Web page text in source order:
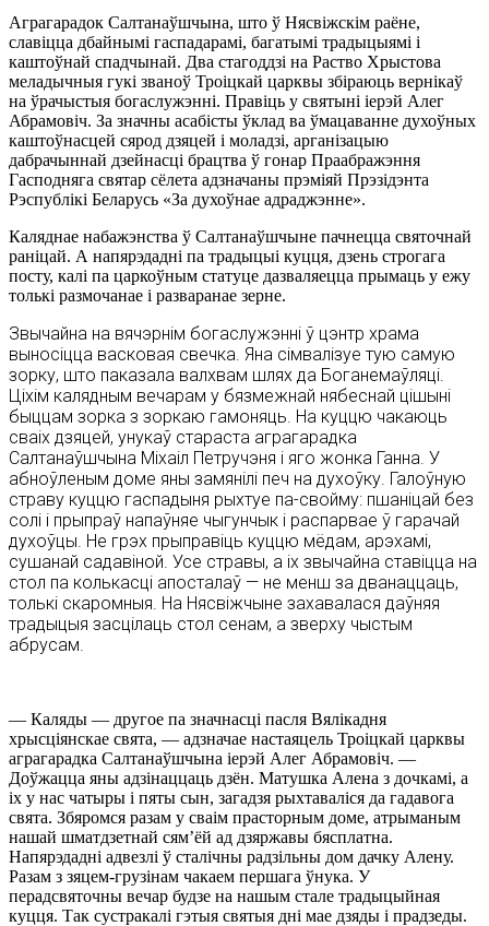
Аграгарадок Салтанаўшчына, што ў Нясвiжскiм раёне,
славiцца дбайнымi гаспадарамi, багатымi традыцыямi i
каштоўнай спадчынай. Два стагоддзi на Раство Хрыстова
меладычныя гукi званоў Троiцкай царквы збiраюць вернiкаў
на ўрачыстыя богаслужэннi. Правiць у святынi iерэй Алег
Абрамовiч. За значны асабiсты ўклад ва ўмацаванне духоўных
каштоўнасцей сярод дзяцей i моладзi, арганiзацыю
дабрачыннай дзейнасцi брацтва ў гонар Праабражэння
Гасподняга святар сёлета адзначаны прэмiяй Прэзiдэнта
Рэспублiкi Беларусь «За духоўнае адраджэнне».
Каляднае набажэнства ў Салтанаўшчыне пачнецца святочнай
ранiцай. А напярэдаднi па традыцыi куцця, дзень строгага
посту, калi па царкоўным статуце дазваляецца прымаць у ежу
толькi размочанае i разваранае зерне.
Звычайна на вячэрнiм богаслужэннi ў цэнтр храма
выносiцца васковая свечка. Яна сiмвалiзуе тую самую
зорку, што паказала валхвам шлях да Боганемаўляцi.
Цiхiм калядным вечарам у бязмежнай нябеснай цiшынi
быццам зорка з зоркаю гамоняць. На куццю чакаюць
сваiх дзяцей, унукаў стараста аграгарадка
Салтанаўшчына Мiхаiл Петручэня i яго жонка Ганна. У
абноўленым доме яны замянiлi печ на духоўку. Галоўную
страву куццю гаспадыня рыхтуе па-свойму: пшанiцай без
солi i прыпраў напаўняе чыгунчык i распарвае ў гарачай
духоўцы. Не грэх прыправiць куццю мёдам, арэхамi,
сушанай садавiной. Усе стравы, а iх звычайна ставiцца на
стол па колькасцi апосталаў — не менш за дванаццаць,
толькi скаромныя. На Нясвiжчыне захавалася даўняя
традыцыя засцiлаць стол сенам, а зверху чыстым
абрусам.
— Каляды — другое па значнасцi пасля Вялiкадня
хрысцiянскае свята, — адзначае настаяцель Троiцкай царквы
аграгарадка Салтанаўшчына iерэй Алег Абрамовiч. —
Доўжацца яны адзiнаццаць дзён. Матушка Алена з дочкамi, а
iх у нас чатыры i пяты сын, загадзя рыхтавалiся да гадавога
свята. Збяромся разам у сваiм прасторным доме, атрыманым
нашай шматдзетнай сям’ёй ад дзяржавы бясплатна.
Напярэдаднi адвезлi ў сталiчны радзiльны дом дачку Алену.
Разам з зяцем-грузiнам чакаем першага ўнука. У
перадсвяточны вечар будзе на нашым стале традыцыйная
куцця. Так сустракалi гэтыя святыя днi мае дзяды i прадзеды.